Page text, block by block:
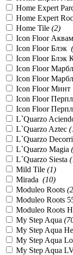
Home Expert
Home Expert
Home Tile (2)
Icon Floor
Icon Floor Блэк (
Icon Floor Блэк
Icon Floor Марбл
Icon Floor
Icon Floor Минт
Icon Floor Перпл
Icon Floor
L`Quarzo
L`Quarzo Aztec (
L`Quarzo
L`Quarzo Magia (
L`Quarzo Siesta (
Mild Tile (1)
Mirada (10)
Moduleo Roots (
Moduleo Roots
Moduleo Roots
My Step Aqua (
My Step Aqua
My Step Aqua
My Step Aqua